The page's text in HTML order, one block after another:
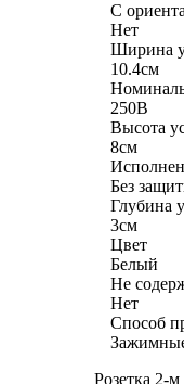
С
Нет
Ширина
10.4см
250В
Высота
8см
Без
Глубина
3см
Цвет
Белый
Не
Нет
Способ
Розетка 2-